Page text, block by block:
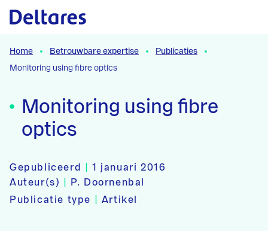
Naar hoofdcontent
Home Betrouwbare expertise
Publicaties
Monitoring using fibre optics
Monitoring using fibre
optics
Gepubliceerd |1 januari 2016
Auteur(s)
P. Doornenbal
Publicatie type
Artikel